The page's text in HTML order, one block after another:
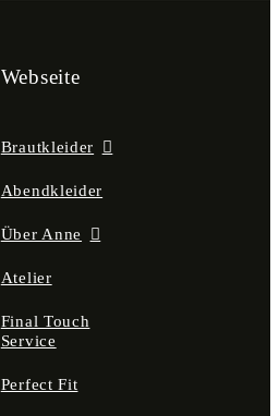
Webseite
Brautkleider
Abendkleider
Über Anne
Atelier
Final Touch
Service
Perfect Fit